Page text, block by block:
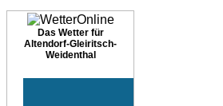
Das Wetter für
Altendorf-Gleiritsch-
Weidenthal